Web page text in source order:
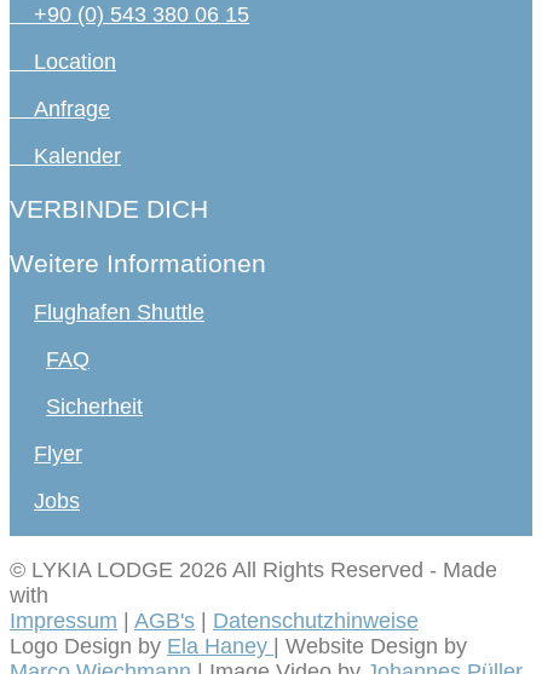
+90 (0) 543 380 06 15
Location
Anfrage
Kalender
VERBINDE DICH
Weitere Informationen
Flughafen Shuttle
FAQ
Sicherheit
Flyer
Jobs
© LYKIA LODGE 2026 All Rights Reserved - Made
with
Impressum | AGB's | Datenschutzhinweise
Logo Design by Ela Haney | Website Design by